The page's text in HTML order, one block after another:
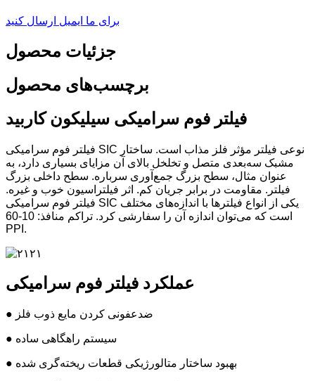
برای ما ایمیل ارسال کنید
جزئیات محصول
برچسب‌های محصول
فیلتر فوم سرامیکی سیلیکون کاربید
فیلتر فوم سرامیکی SIC نوعی فیلتر مؤثر فلز مذاب است. ساختار
مشبک سه‌بعدی متصل و تخلخل بالای آن مزایای بسیاری دارد، به
عنوان مثال، سطح بزرگ جمع‌آوری سرباره. سطح داخلی بزرگ
فیلتر. مقاومت در برابر جریان کم. اثر فیلتراسیون خوب و غیره.
فیلتر فوم سرامیکی SIC یکی از انواع فیلترها با اندازه‌های مختلف
است که می‌توان اندازه آن را سفارشی کرد. تراکم منافذ: 10-60
PPI.
عملکرد فیلتر فوم سرامیکی
● ضدعفونی کردن مایع ذوب فلز
● سیستم راهگاهی ساده
● بهبود ساختار متالورژیکی قطعات ریخته‌گری شده